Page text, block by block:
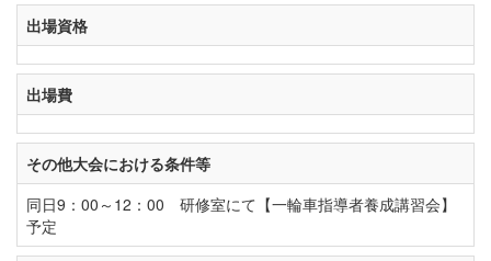
出場資格
出場費
その他大会における条件等
同日9：00～12：00 研修室にて【一輪車指導者養成講習会】
予定